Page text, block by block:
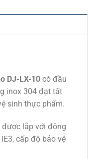
DJ-LX-10 có đầu
inox 304 đạt tất
sinh thực phẩm.
được lắp với động
cấp độ bảo vệ